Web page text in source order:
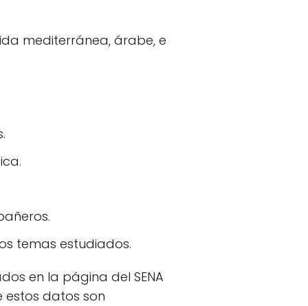
mediterránea, árabe, e
temas estudiados.
en la página del SENA
estos datos son